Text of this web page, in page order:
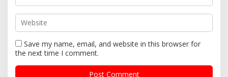
Save my name, email, and website in this browser for
the next time I comment.